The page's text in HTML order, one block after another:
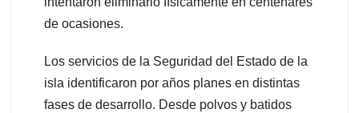
de ocasiones.
Los servicios de la Seguridad del Estado de la
isla identificaron por años planes en distintas
fases de desarrollo. Desde polvos y batidos